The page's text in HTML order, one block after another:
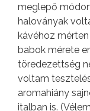
meglepő
haloványak
kávéhoz
babok mérete
töredezettség
voltam
aromahiány
italban is.